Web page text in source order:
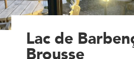
Lac de
Brousse